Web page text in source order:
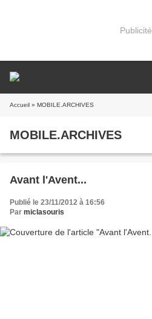
Publicité
Accueil » MOBILE.ARCHIVES
MOBILE.ARCHIVES
Avant l'Avent...
Publié le 23/11/2012 à 16:56
Par miclasouris